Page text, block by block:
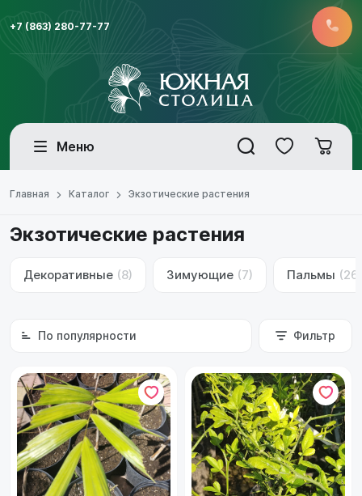
+7 (863) 280-77-77
Меню
Главная Каталог Экзотические растения
Экзотические растения
Декоративные (8) Зимующие (7) Пальмы (26)
По популярности Фильтр